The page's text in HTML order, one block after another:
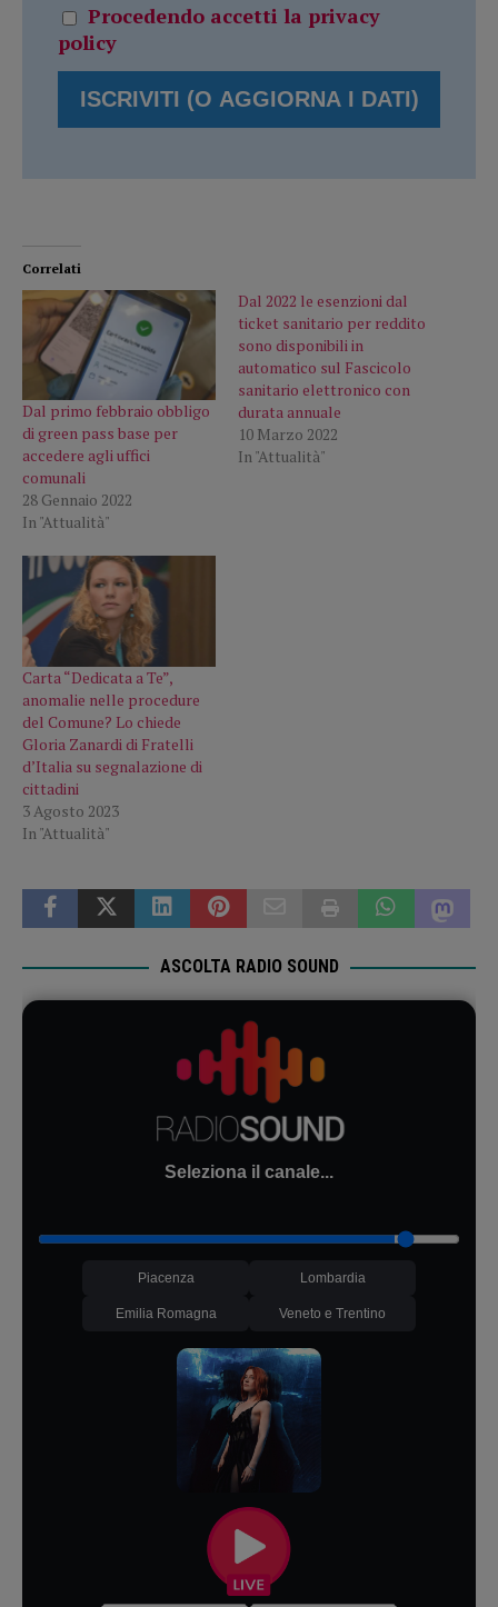
Procedendo accetti la privacy
policy
Correlati
Dal primo febbraio obbligo
di green pass base per
accedere agli uffici
comunali
28 Gennaio 2022
In "Attualità"
Dal 2022 le esenzioni dal
ticket sanitario per reddito
sono disponibili in
automatico sul Fascicolo
sanitario elettronico con
durata annuale
10 Marzo 2022
In "Attualità"
Carta “Dedicata a Te”,
anomalie nelle procedure
del Comune? Lo chiede
Gloria Zanardi di Fratelli
d’Italia su segnalazione di
cittadini
3 Agosto 2023
In "Attualità"
ASCOLTA RADIO SOUND
Seleziona il canale...
Piacenza Lombardia
Emilia Romagna Veneto e Trentino